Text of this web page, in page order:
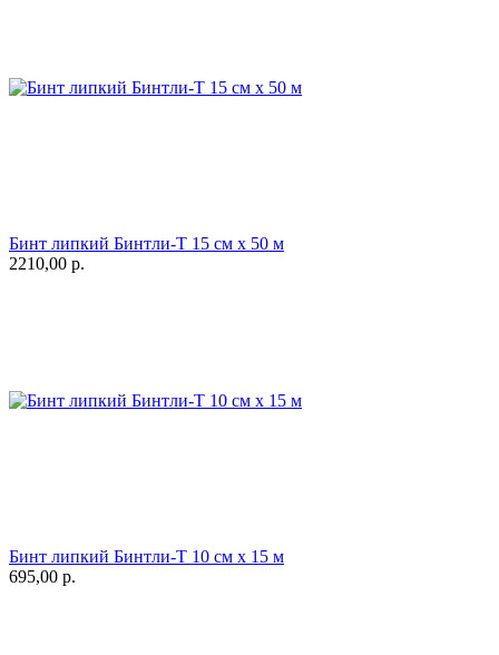
Бинт липкий Бинтли-Т 15 см х 50 м
2210,00 р.
Бинт липкий Бинтли-Т 10 см х 15 м
695,00 р.